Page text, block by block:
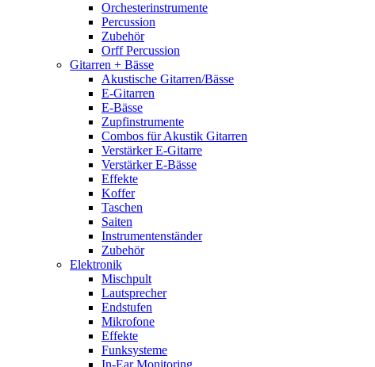
Orchesterinstrumente
Percussion
Zubehör
Orff Percussion
Gitarren + Bässe
Akustische Gitarren/Bässe
E-Gitarren
E-Bässe
Zupfinstrumente
Combos für Akustik Gitarren
Verstärker E-Gitarre
Verstärker E-Bässe
Effekte
Koffer
Taschen
Saiten
Instrumentenständer
Zubehör
Elektronik
Mischpult
Lautsprecher
Endstufen
Mikrofone
Effekte
Funksysteme
In-Ear Monitoring